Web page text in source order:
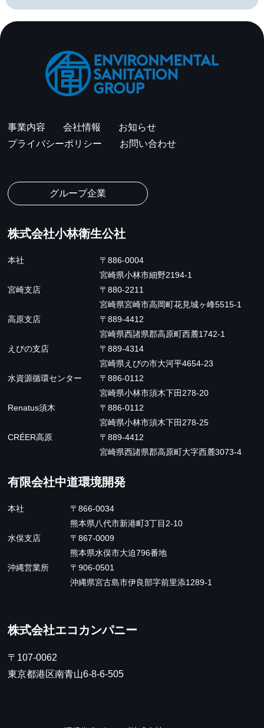
事業内容 会社情報
お知らせ
プライバシーポリシー
お問い合わせ
グループ企業
株式会社小林衛生公社
本社
〒886-0004
宮崎県小林市細野2194-1
宮崎支店
〒880-2211
宮崎県宮崎市⾼岡町花⾒城ヶ峰5515-1
高原支店
〒889-4412
宮崎県西諸県郡高原町西麓1742-1
えびの支店
〒889-4314
宮崎県えびの市大河平4654-23
水資源循環センター
〒886-0112
宮崎県⼩林市須⽊下⽥278-20
Renatus須木
〒886-0112
宮崎県⼩林市須⽊下⽥278-25
CRÉER高原
〒889-4412
宮崎県西諸県郡高原町大字西麓3073-4
有限会社中道環境開発
本社
〒866-0034
熊本県八代市新港町3丁目2-10
水俣支店
〒867-0009
熊本県水俣市大迫796番地
沖縄営業所
〒906-0501
沖縄県宮古島市伊良部字前里添1289-1
株式会社エコカンパニー
〒107-0062
東京都港区南青山6-8-6-505